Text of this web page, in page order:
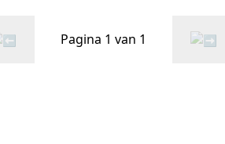
Pagina 1 van 1